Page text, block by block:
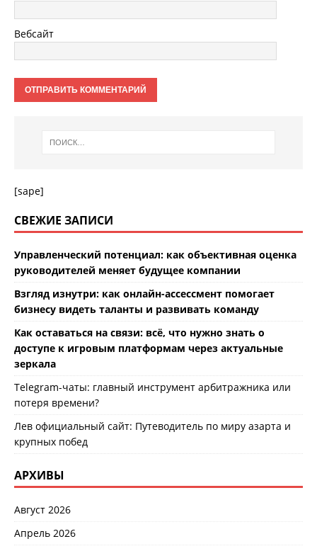
Вебсайт
[sape]
СВЕЖИЕ ЗАПИСИ
Управленческий потенциал: как объективная оценка
руководителей меняет будущее компании
Взгляд изнутри: как онлайн-ассессмент помогает
бизнесу видеть таланты и развивать команду
Как оставаться на связи: всё, что нужно знать о
доступе к игровым платформам через актуальные
зеркала
Telegram-чаты: главный инструмент арбитражника или
потеря времени?
Лев официальный сайт: Путеводитель по миру азарта и
крупных побед
АРХИВЫ
Август 2026
Апрель 2026